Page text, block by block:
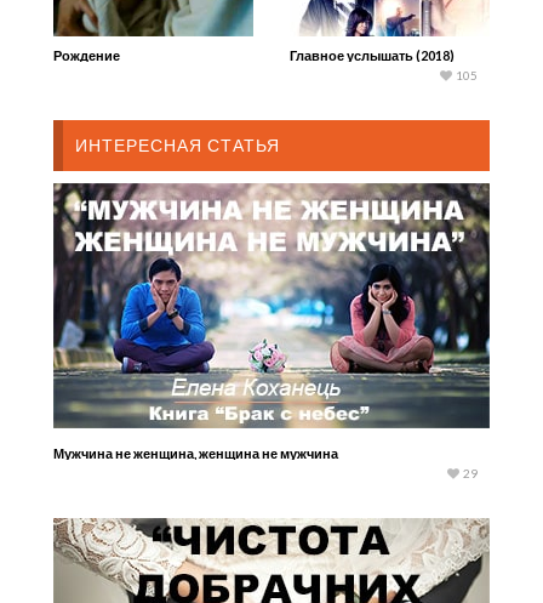
Рождение Главное услышать (2018)
105
ИНТЕРЕСНАЯ СТАТЬЯ
Мужчина не женщина, женщина не мужчина
29